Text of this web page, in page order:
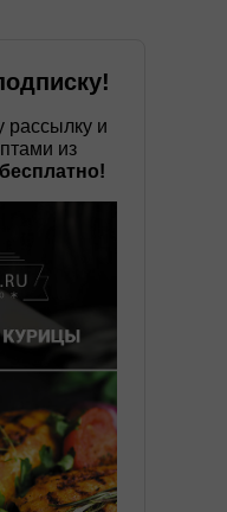
рассылку и
из